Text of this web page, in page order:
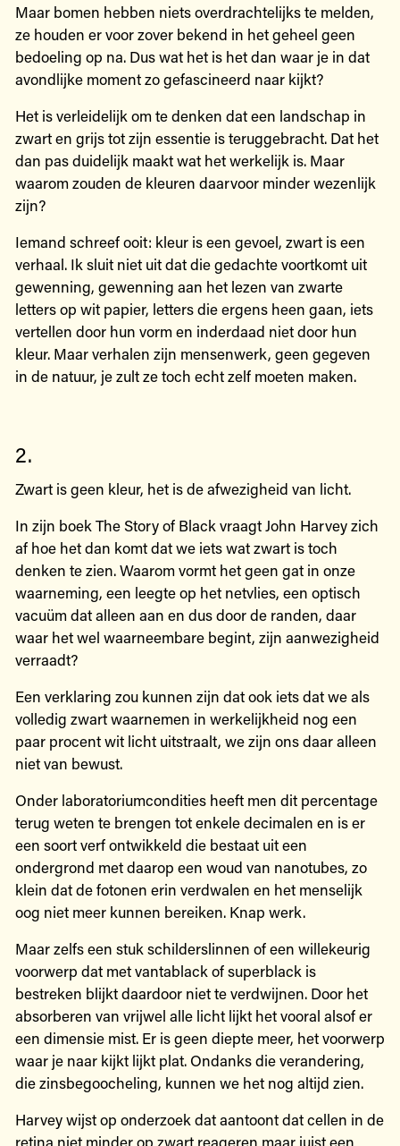
Maar bomen hebben niets overdrachtelijks te melden,
ze houden er voor zover bekend in het geheel geen
bedoeling op na. Dus wat het is het dan waar je in dat
avondlijke moment zo gefascineerd naar kijkt?
Het is verleidelijk om te denken dat een landschap in
zwart en grijs tot zijn essentie is teruggebracht. Dat het
dan pas duidelijk maakt wat het werkelijk is. Maar
waarom zouden de kleuren daarvoor minder wezenlijk
zijn?
Iemand schreef ooit: kleur is een gevoel, zwart is een
verhaal. Ik sluit niet uit dat die gedachte voortkomt uit
gewenning, gewenning aan het lezen van zwarte
letters op wit papier, letters die ergens heen gaan, iets
vertellen door hun vorm en inderdaad niet door hun
kleur. Maar verhalen zijn mensenwerk, geen gegeven
in de natuur, je zult ze toch echt zelf moeten maken.
2.
Zwart is geen kleur, het is de afwezigheid van licht.
In zijn boek The Story of Black vraagt John Harvey zich
af hoe het dan komt dat we iets wat zwart is toch
denken te zien. Waarom vormt het geen gat in onze
waarneming, een leegte op het netvlies, een optisch
vacuüm dat alleen aan en dus door de randen, daar
waar het wel waarneembare begint, zijn aanwezigheid
verraadt?
Een verklaring zou kunnen zijn dat ook iets dat we als
volledig zwart waarnemen in werkelijkheid nog een
paar procent wit licht uitstraalt, we zijn ons daar alleen
niet van bewust.
Onder laboratoriumcondities heeft men dit percentage
terug weten te brengen tot enkele decimalen en is er
een soort verf ontwikkeld die bestaat uit een
ondergrond met daarop een woud van nanotubes, zo
klein dat de fotonen erin verdwalen en het menselijk
oog niet meer kunnen bereiken. Knap werk.
Maar zelfs een stuk schilderslinnen of een willekeurig
voorwerp dat met vantablack of superblack is
bestreken blijkt daardoor niet te verdwijnen. Door het
absorberen van vrijwel alle licht lijkt het vooral alsof er
een dimensie mist. Er is geen diepte meer, het voorwerp
waar je naar kijkt lijkt plat. Ondanks die verandering,
die zinsbegoocheling, kunnen we het nog altijd zien.
Harvey wijst op onderzoek dat aantoont dat cellen in de
retina niet minder op zwart reageren maar juist een